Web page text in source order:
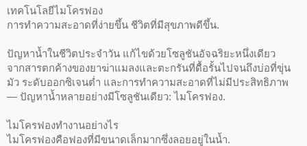
เทคโนโลยีไมโครฟอง
การทำความสะอาดที่ง่ายขึ้น ชีวิตที่มีสุขภาพดีขึ้น.
ปัญหาน้ำในชีวิตประจำวัน แก้ไขด้วยโซลูชันอัจฉริยะหนึ่งเดียว
จากสารตกค้างของยาฆ่าแมลงและตะกรันที่ดื้อรั้นไปจนถึงบ่อที่ขุ่น
มัว ระดับออกซิเจนต่ำ และการทำความสะอาดที่ไม่มีประสิทธิภาพ
— ปัญหาน้ำหลายอย่างมีโซลูชันเดียว: ไมโครฟอง.
ไมโครฟองทำงานอย่างไร
ไมโครฟองคือฟองที่มีขนาดเล็กมากซึ่งลอยอยู่ในน้ำ.